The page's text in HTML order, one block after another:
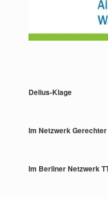
Delius-Klage
Im Netzwerk
Im Berliner Netzwerk